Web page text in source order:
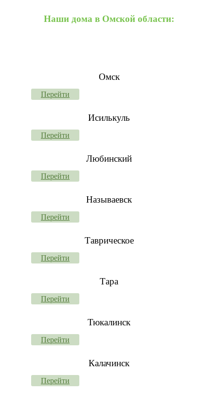
Наши дома в Омской области:
Омск
Перейти
Исилькуль
Перейти
Любинский
Перейти
Называевск
Перейти
Таврическое
Перейти
Тара
Перейти
Тюкалинск
Перейти
Калачинск
Перейти